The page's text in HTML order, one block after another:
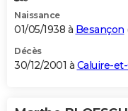
Naissance
01/05/1938 à Besançon
Décès
30/12/2001 à Caluire-